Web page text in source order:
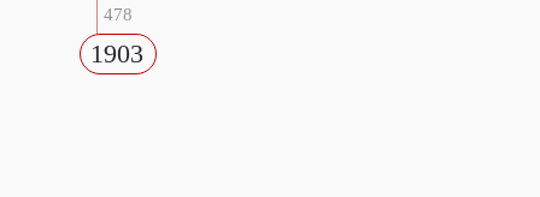
478
1903